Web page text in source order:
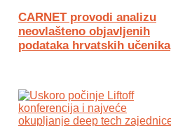
CARNET provodi analizu
neovlašteno objavljenih
podataka hrvatskih učenika